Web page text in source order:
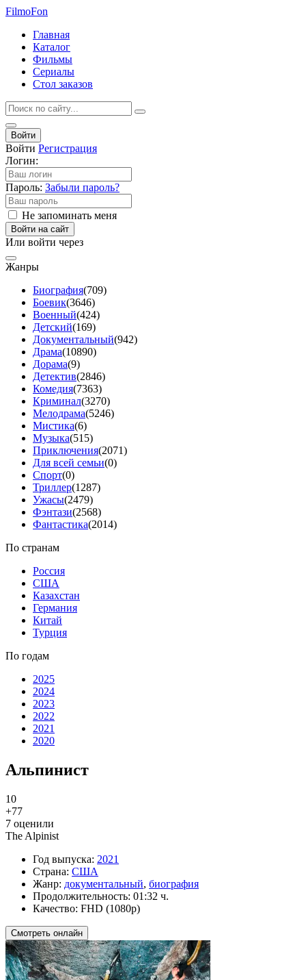
FilmoFon
Главная
Каталог
Фильмы
Сериалы
Стол заказов
Войти
Войти Регистрация
Логин:
Пароль: Забыли пароль?
Не запоминать меня
Войти на сайт
Или войти через
Жанры
Биография(709)
Боевик(3646)
Военный(424)
Детский(169)
Документальный(942)
Драма(10890)
Дорама(9)
Детектив(2846)
Комедия(7363)
Криминал(3270)
Мелодрама(5246)
Мистика(6)
Музыка(515)
Приключения(2071)
Для всей семьи(0)
Спорт(0)
Триллер(1287)
Ужасы(2479)
Фэнтази(2568)
Фантастика(2014)
По странам
Россия
США
Казахстан
Германия
Китай
Турция
По годам
2025
2024
2023
2022
2021
2020
Альпинист
10
+77
7 оценили
The Alpinist
Год выпуска: 2021
Страна: США
Жанр: документальный, биография
Продолжительность: 01:32 ч.
Качество: FHD (1080p)
Смотреть онлайн